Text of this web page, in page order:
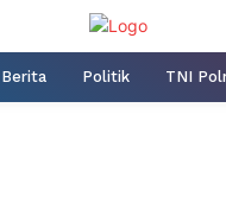
Berita Politik TNI